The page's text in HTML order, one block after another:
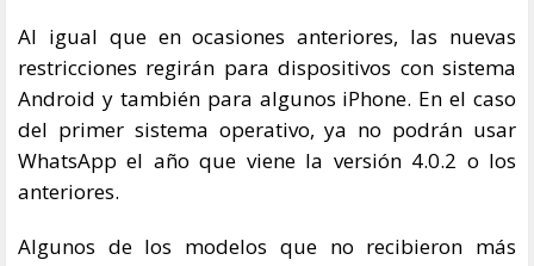
Al igual que en ocasiones anteriores, las nuevas
restricciones regirán para dispositivos con sistema
Android y también para algunos iPhone. En el caso
del primer sistema operativo, ya no podrán usar
WhatsApp el año que viene la versión 4.0.2 o los
anteriores.
Algunos de los modelos que no recibieron más